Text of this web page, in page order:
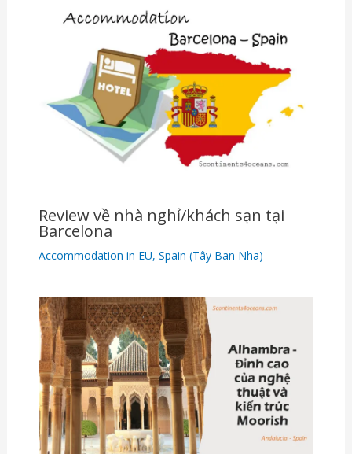
Review về nhà nghỉ/khách sạn tại
Barcelona
Accommodation in EU, Spain (Tây Ban Nha)